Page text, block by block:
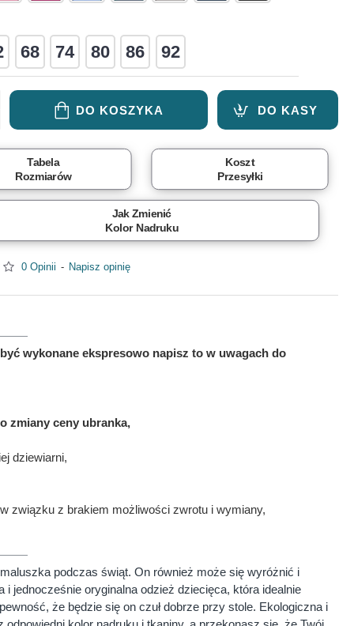
0 Opinii - Napisz opinię
68 74 80 86 92
DO KOSZYKA DO KASY
Tabela
Rozmiarów
Koszt
Przesyłki
Jak Zmienić
Kolor Nadruku
wykonane ekspresowo napisz to w uwagach do
zmiany ceny ubranka,
dziewiarni,
związku z brakiem możliwości zwrotu i wymiany,
podczas świąt. On również może się wyróżnić i
jednocześnie oryginalna odzież dziecięca, która idealnie
że będzie się on czuł dobrze przy stole. Ekologiczna i